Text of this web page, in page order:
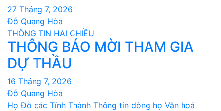
27 Tháng 7, 2026
Đỗ Quang Hòa
THÔNG TIN HAI CHIỀU
THÔNG BÁO MỜI THAM GIA
DỰ THẦU
16 Tháng 7, 2026
Đỗ Quang Hòa
Họ Đỗ các Tỉnh Thành Thông tin dòng họ Văn hoá